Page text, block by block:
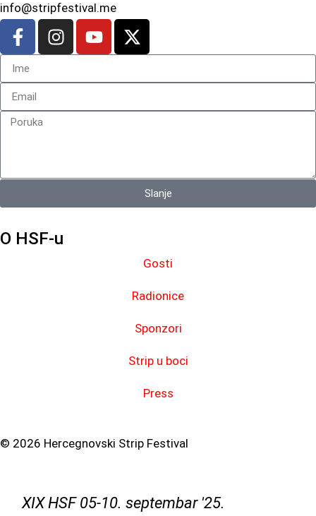
info@stripfestival.me
Slanje
O HSF-u
Gosti
Radionice
Sponzori
Strip u boci
Press
© 2026 Hercegnovski Strip Festival
XIX HSF 05-10. septembar '25.